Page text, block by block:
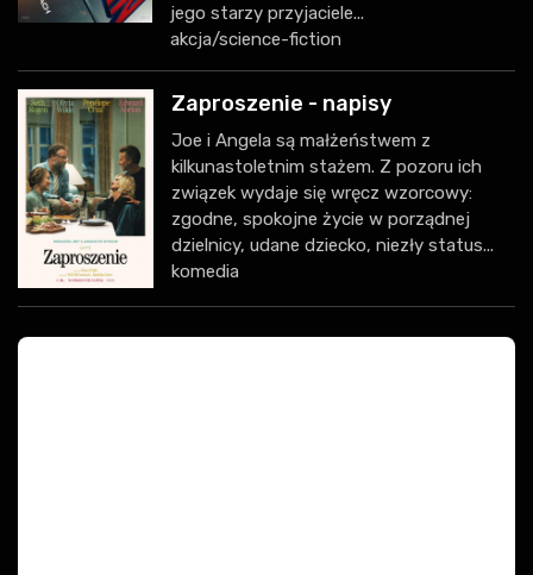
jego starzy przyjaciele...
akcja/science-fiction
Zaproszenie - napisy
Joe i Angela są małżeństwem z
kilkunastoletnim stażem. Z pozoru ich
związek wydaje się wręcz wzorcowy:
zgodne, spokojne życie w porządnej
dzielnicy, udane dziecko, niezły status...
komedia